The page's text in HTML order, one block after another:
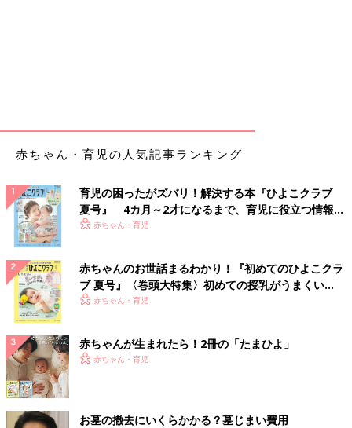
２．感染しても軽症で済ませるため
まわりの人にうつさないということは、社会を守ることにもつな
がると種市先生は言います。
「私は医療従事者なので、新型コロナウイルスのワクチンは2回
接種しました。
“副反応が心配”という声も聞かれますが、副反応についてもどん
な症状が現れるか知っておくと、過剰な心配は防げます。新型コ
ロナウイルスのワクチンに関しては、正しい知識を持って接種し
てください。確かに
（けんたい）感、腕の鈍痛などの副反応はあり、若い世代のほう
が副反応は出やすいようです。しかし、副反応は数日で治まりま
す。また副反応が出るというのは、体が反応して抗体がついてい
る証しとも考えられます。物事はポジティブにとらえると乗り越
える力も出てきます」（種市先生）
赤ちゃん・育児の人気記事ランキング
育児の困ったがズバリ！解決する本『ひよこクラブ
夏号』 4カ月～2才になるまで、育児に役立つ情報が
いっぱい！
赤ちゃん・育児
赤ちゃんのお世話まるわかり！『初めてのひよこクラ
ブ 夏号』〈巻頭大特集〉初めての授乳がうまくい
く！ おっぱい・ミルクの基本と夏のトラブル 解決テ
赤ちゃん・育児
赤ちゃんが生まれたら！2冊の「たまひよ」
赤ちゃん・育児
お墓の撤去にいくらかかる？墓じまい費用